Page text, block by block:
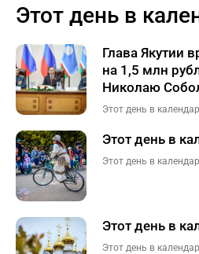
Этот день в
Глава Якутии
на 1,5 млн
Николаю
Этот день в
Этот день в
Этот день в
Этот день в
Этот день в